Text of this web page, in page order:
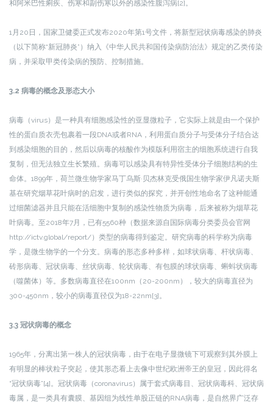
和阿米巴性痢疾、伤寒和副伤寒以外的感染性腹泻病[2]。
1月20日，国家卫健委正式发布2020年第1号文件，将新型冠状病毒感染的肺炎
（以下简称“新冠肺炎”）纳入《中华人民共和国传染病防治法》规定的乙类传染
病，并采取甲类传染病的预防、控制措施。
3.2 病毒的概念及形态大小
病毒（virus）是一种具有细胞感染性的亚显微粒子，它实际上就是由一个保护
性的蛋白质衣壳包裹着一段DNA或者RNA，利用蛋白质分子与受体分子结合达
到感染细胞的目的，然后以病毒的核酸作为模版利用宿主的细胞系统进行自我
复制，但无法独立生长繁殖。病毒可以感染具有特异性受体分子细胞结构的生
命体。1899年，荷兰微生物学家马丁乌斯·贝杰林克受俄国生物学家伊凡诺夫斯
基在研究烟草花叶病时的启发，进行类似的探究，并开创性地命名了这种能通
过细菌滤器并且只能在活细胞中复制的感染性物质为病毒，后来被称为烟草花
叶病毒。至2018年7月，已有5560种（数据来源自国际病毒分类委员会官网
http://ictv.global/report/）类型的病毒得到鉴定。研究病毒的科学称为病毒
学，是微生物学的一个分支。病毒的形态多种多样，如球状病毒、杆状病毒、
砖形病毒、冠状病毒、丝状病毒、轮状病毒、有包膜的球状病毒、蝌蚪状病毒
（噬菌体）等。多数病毒直径在100nm（20-200nm），较大的病毒直径为
300-450nm，较小的病毒直径仅为18-22nm[3]。
3.3 冠状病毒的概念
1965年，分离出第一株人的冠状病毒，由于在电子显微镜下可观察到其外膜上
有明显的棒状粒子突起，使其形态看上去像中世纪欧洲帝王的皇冠，因此得名
“冠状病毒”[4]。冠状病毒（coronavirus）属于套式病毒目、冠状病毒科、冠状病
毒属，是一类具有囊膜、基因组为线性单股正链的RNA病毒，是自然界广泛存